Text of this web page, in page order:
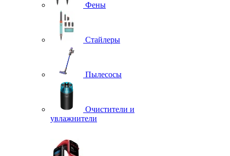
Фены
Стайлеры
Пылесосы
Очистители и
увлажнители